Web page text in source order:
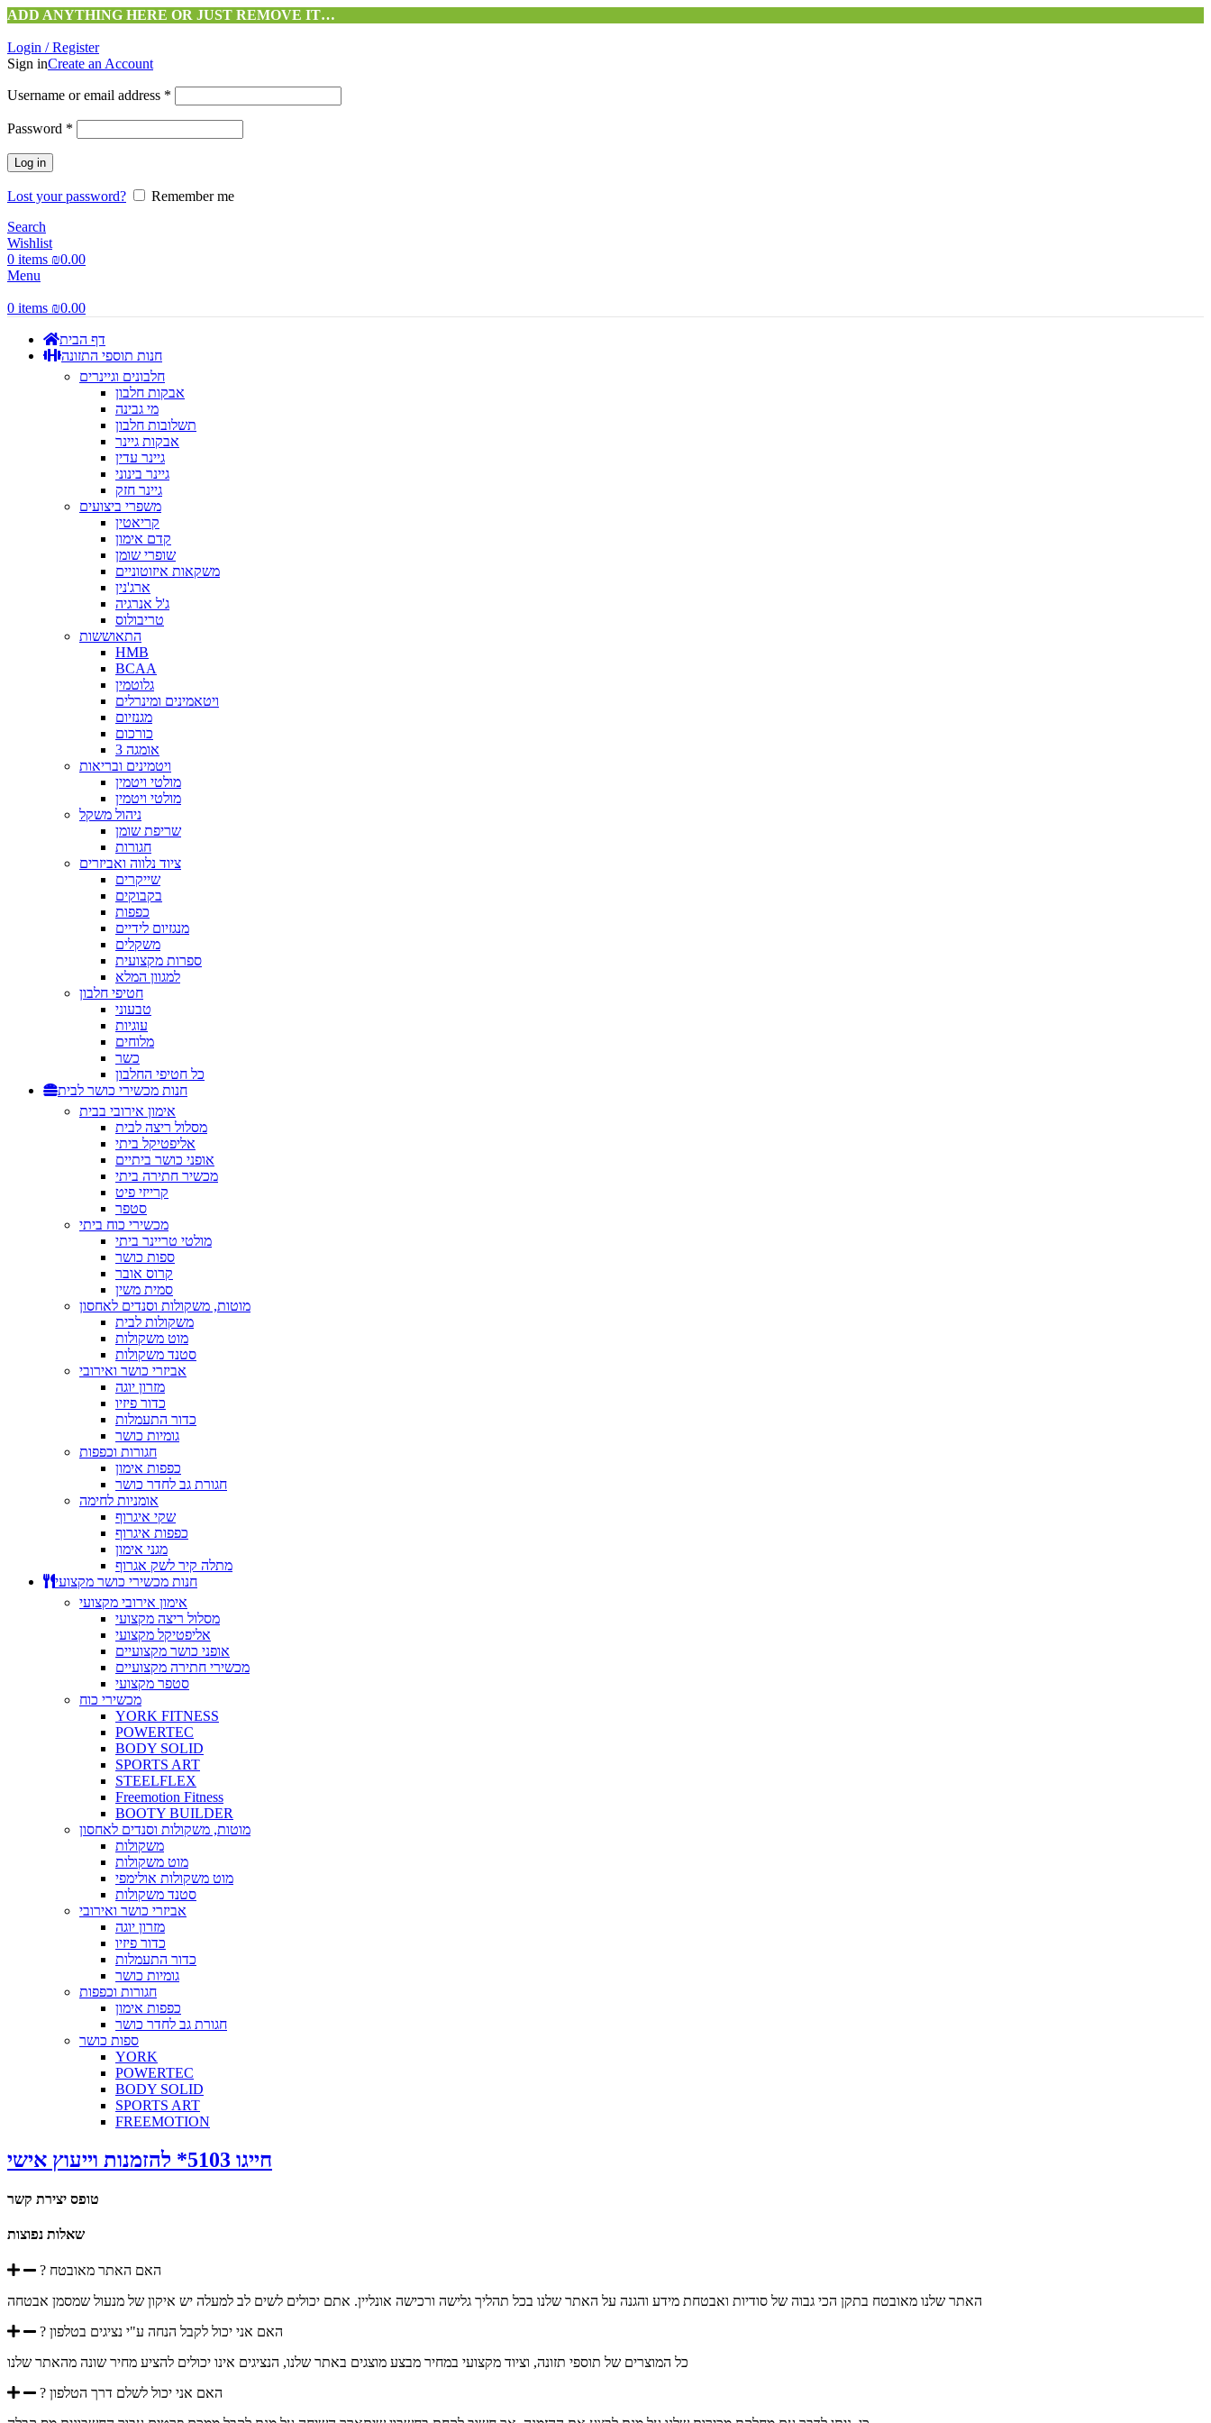
ADD ANYTHING HERE OR JUST REMOVE IT…
Login / Register
Sign inCreate an Account
Username or email address *
Password *
Log in
Lost your password?
Remember me
Search
Wishlist
0 items ₪0.00
Menu
0 items ₪0.00
דף הבית
חנות תוספי התזונה
חלבונים וגיינרים
אבקות חלבון
מי גבינה
תשלובות חלבון
אבקות גיינר
גיינר עדין
גיינר בינוני
גיינר חזק
משפרי ביצועים
קריאטין
קדם אימון
שופרי שומן
משקאות איזוטוניים
ארג'נין
ג'ל אנרגיה
טריבולוס
התאוששות
HMB
BCAA
גלוטמין
ויטאמינים ומינרלים
מגנזיום
כורכום
אומגה 3
ויטמינים ובריאות
מולטי ויטמין
מולטי ויטמין
ניהול משקל
שריפת שומן
חגורות
ציוד נלווה ואביזרים
שייקרים
בקבוקים
כפפות
מנגזיום לידיים
משקלים
ספרות מקצועית
למגוון המלא
חטיפי חלבון
טבעוני
עוגיות
מלוחים
כשר
כל חטיפי החלבון
חנות מכשירי כושר לבית
אימון אירובי בבית
מסלול ריצה לבית
אליפטיקל ביתי
אופני כושר ביתיים
מכשיר חתירה ביתי
קרייזי פיט
סטפר
מכשירי כוח ביתי
מולטי טריינר ביתי
ספות כושר
קרוס אובר
סמית משין
מוטות, משקולות וסנדים לאחסון
משקולות לבית
מוט משקולות
סטנד משקולות
אביזרי כושר ואירובי
מזרון יוגה
כדור פיזיו
כדור התעמלות
גומיות כושר
חגורות וכפפות
כפפות אימון
חגורת גב לחדר כושר
אומניות לחימה
שקי איגרוף
כפפות איגרוף
מגני אימון
מתלה קיר לשק אגרוף
חנות מכשירי כושר מקצועי
אימון אירובי מקצועי
מסלול ריצה מקצועי
אליפטיקל מקצועי
אופני כושר מקצועיים
מכשירי חתירה מקצועיים
סטפר מקצועי
מכשירי כוח
YORK FITNESS
POWERTEC
BODY SOLID
SPORTS ART
STEELFLEX
Freemotion Fitness
BOOTY BUILDER
מוטות, משקולות וסנדים לאחסון
משקולות
מוט משקולות
מוט משקולות אולימפי
סטנד משקולות
אביזרי כושר ואירובי
מזרון יוגה
כדור פיזיו
כדור התעמלות
גומיות כושר
חגורות וכפפות
כפפות אימון
חגורת גב לחדר כושר
ספות כושר
YORK
POWERTEC
BODY SOLID
SPORTS ART
FREEMOTION
חייגו 5103* להזמנות וייעוץ אישי
טופס יצירת קשר
שאלות נפוצות
? האם האתר מאובטח
האתר שלנו מאובטח בתקן הכי גבוה של סודיות ואבטחת מידע והגנה על האתר שלנו בכל תהליך גלישה ורכישה אונליין. אתם יכולים לשים לב למעלה יש איקון של מנעול שמסמן אבטחה
? האם אני יכול לקבל הנחה ע"י נציגים בטלפון
כל המוצרים של תוספי תזונה, וציוד מקצועי במחיר מבצע מוצגים באתר שלנו, הנציגים אינו יכולים להציע מחיר שונה מהאתר שלנו
? האם אני יכול לשלם דרך הטלפון